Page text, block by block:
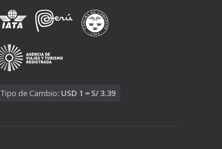
Tipo de Cambio: USD 1 = S/ 3.39